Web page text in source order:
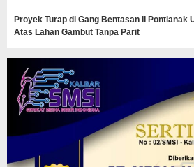
Proyek Turap di Gang Bentasan II Pontianak
Atas Lahan Gambut Tanpa Parit